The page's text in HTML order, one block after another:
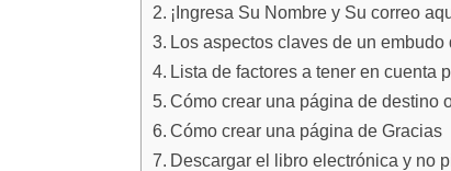
¡Ingresa Su Nombre y Su correo
Los aspectos claves de un
Lista de factores a tener en cuenta
Cómo crear una página de destino
Cómo crear una página de Gracias
Descargar el libro electrónica y no